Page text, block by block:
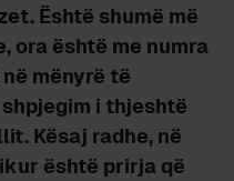
Është shumë më
ora është me numra
mënyrë të
i thjeshtë
Kësaj radhe, në
është prirja që